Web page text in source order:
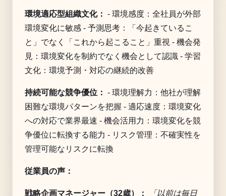
環境適応型組織文化： - 環境感度：全社員が外部
環境変化に敏感 - 予測思考：「今起きているこ
と」でなく「これから起こること」重視 - 機会発
見：環境変化を制約でなく機会として認識 - 学習
文化：環境予測・対応の継続的改善
持続可能な競争優位： - 環境理解力：他社が理解
困難な環境パターンを把握 - 適応速度：環境変化
への対応で業界最速 - 機会活用力：環境変化を競
争優位に転換する能力 - リスク管理：不確実性を
管理可能なリスクに転換
従業員の声：
戦略企画マネージャー（32歳）： 「以前は毎日